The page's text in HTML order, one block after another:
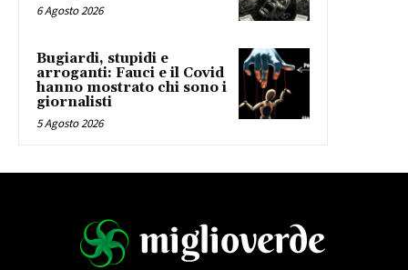
6 Agosto 2026
Bugiardi, stupidi e
arroganti: Fauci e il Covid
hanno mostrato chi sono i
giornalisti
5 Agosto 2026